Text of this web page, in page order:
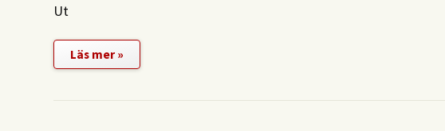
Ut
Läs mer »